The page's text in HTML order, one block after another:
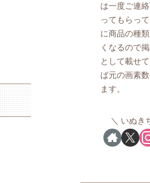
は一度ご連
ってもらっ
に商品の種
くなるので
として載せ
ば元の画素
ます。
いぬき